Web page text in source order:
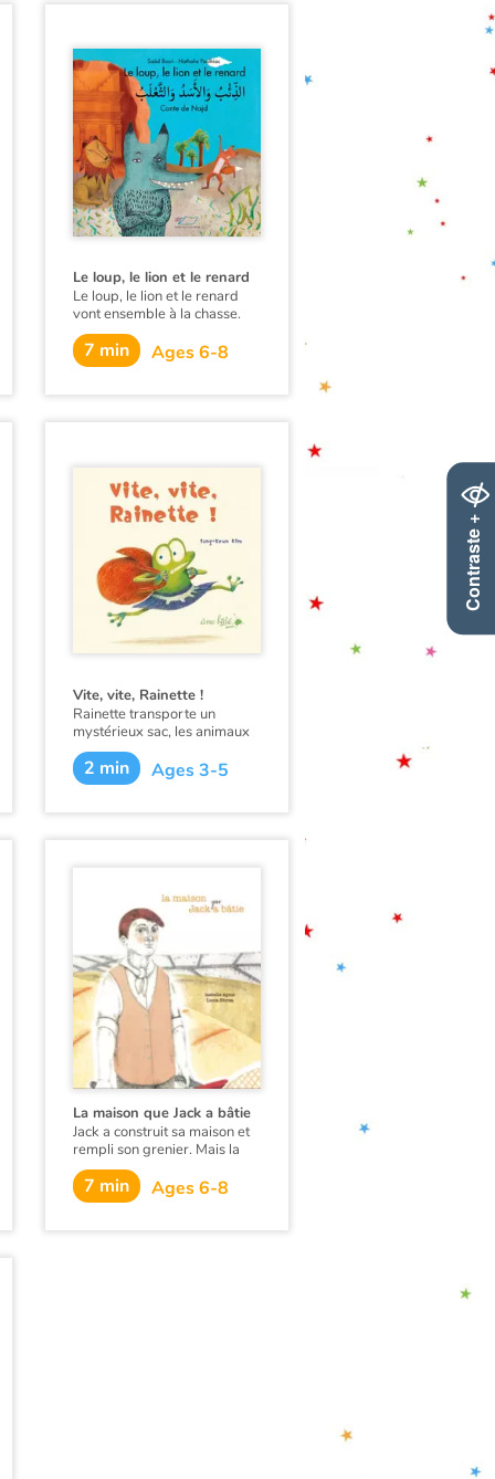
Contraste +
Le loup, le lion et le renard
Le loup, le lion et le renard
vont ensemble à la chasse.
Chacun court, chacun
attaque, chacun attrape. Mais
chacun aura-t-il sa part ?
7 min Ages 6-8
Vite, vite, Rainette !
Rainette transporte un
mystérieux sac, les animaux
voisins imaginent le contenu
de ce sac et poursuivent
rainette pour mettre la main
2 min Ages 3-5
La maison que Jack a bâtie
Jack a construit sa maison et
rempli son grenier. Mais la
précieuse récolte attire les
convoitises. Survient un rat,
puis un chat, un chien…
7 min Ages 6-8